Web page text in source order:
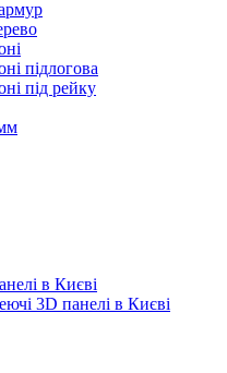
підлогова
під рейку
в Києві
3D панелі в Києві